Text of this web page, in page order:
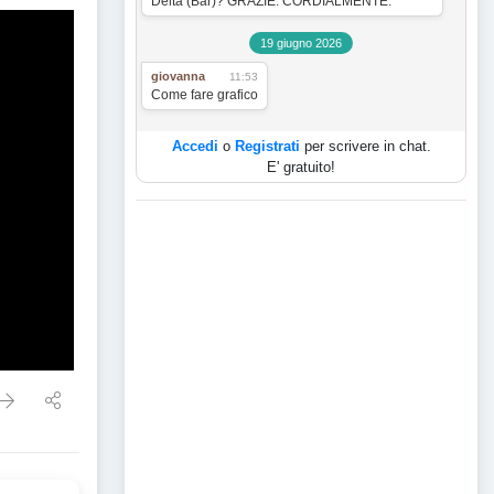
19 giugno 2026
giovanna 11:53
Come fare grafico
Accedi o Registrati per scrivere in chat.
E' gratuito!